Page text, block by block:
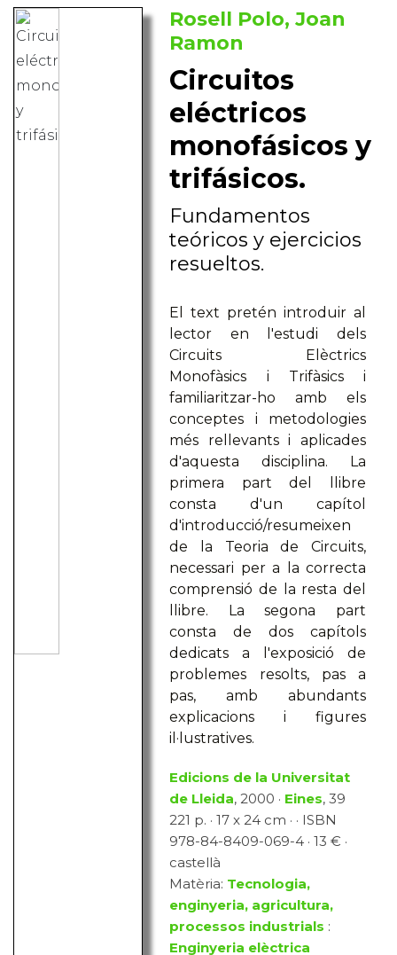
Rosell Polo, Joan
Ramon
Circuitos
eléctricos
monofásicos y
trifásicos.
Fundamentos
teóricos y ejercicios
resueltos.
El text pretén introduir al
lector en l'estudi dels
Circuits Elèctrics
Monofàsics i Trifàsics i
familiaritzar-ho amb els
conceptes i metodologies
més rellevants i aplicades
d'aquesta disciplina. La
primera part del llibre
consta d'un capítol
d'introducció/resumeixen
de la Teoria de Circuits,
necessari per a la correcta
comprensió de la resta del
llibre. La segona part
consta de dos capítols
dedicats a l'exposició de
problemes resolts, pas a
pas, amb abundants
explicacions i figures
il·lustratives.
Edicions de la Universitat
de Lleida, 2000 · Eines, 39
221 p. · 17 x 24 cm · · ISBN
978-84-8409-069-4 · 13 € ·
castellà
Matèria: Tecnologia,
enginyeria, agricultura,
processos industrials :
Enginyeria elèctrica